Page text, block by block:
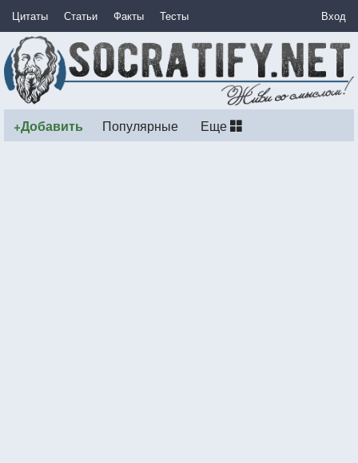
Цитаты Статьи Факты Тесты Вход
+Добавить Популярные Еще